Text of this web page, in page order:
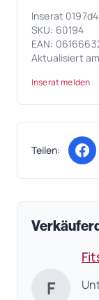
Inserat
SKU: 60194
EAN:
Aktualisiert
Inserat melden
Teilen:
F